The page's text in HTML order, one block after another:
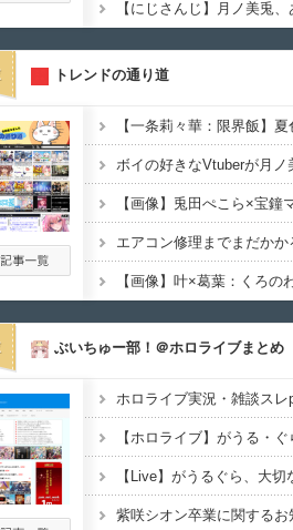
トレンドの通り道
ぶいちゅー部！＠ホロライブまとめ
ホロライブ実況・雑談スレ
【ホロライブ】がうる・
【Live】がうるぐら、大切
紫咲シオン卒業に関するお